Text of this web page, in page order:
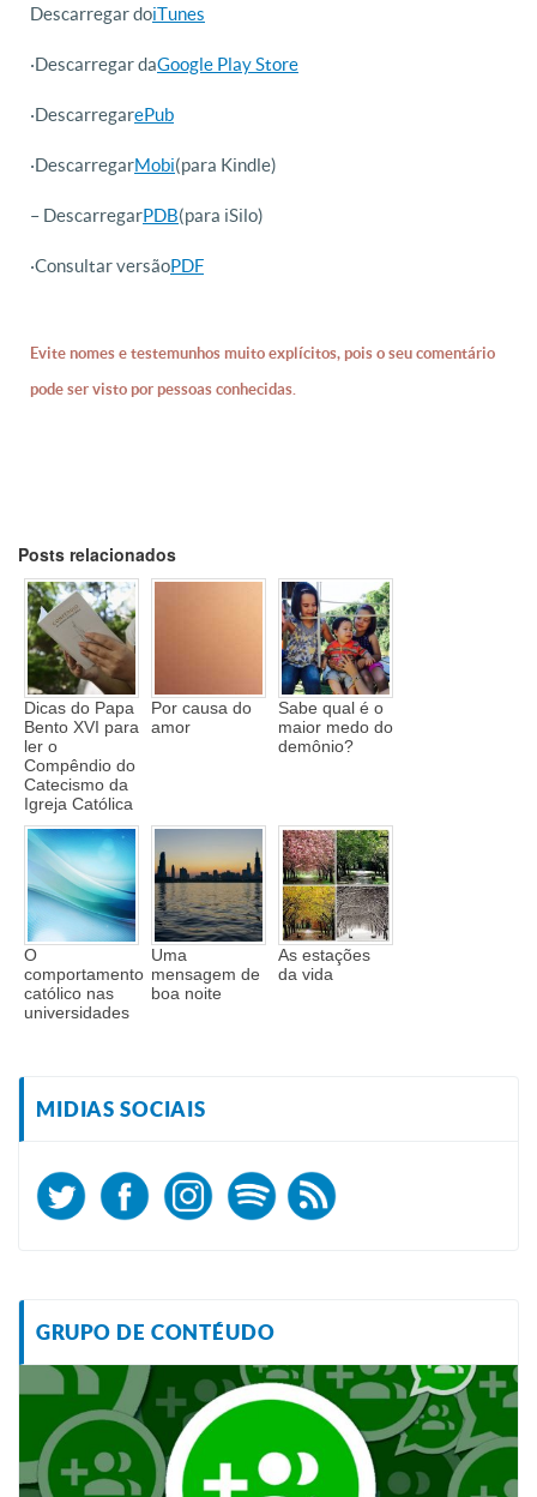
Descarregar doiTunes
·Descarregar daGoogle Play Store
·DescarregarePub
·DescarregarMobi(para Kindle)
– DescarregarPDB(para iSilo)
·Consultar versãoPDF
Evite nomes e testemunhos muito explícitos, pois o seu comentário
pode ser visto por pessoas conhecidas.
Posts relacionados
Dicas do Papa
Bento XVI para
ler o
Compêndio do
Catecismo da
Igreja Católica
Por causa do
amor
Sabe qual é o
maior medo do
demônio?
O
comportamento
católico nas
universidades
Uma
mensagem de
boa noite
As estações
da vida
MIDIAS SOCIAIS
GRUPO DE CONTÉUDO